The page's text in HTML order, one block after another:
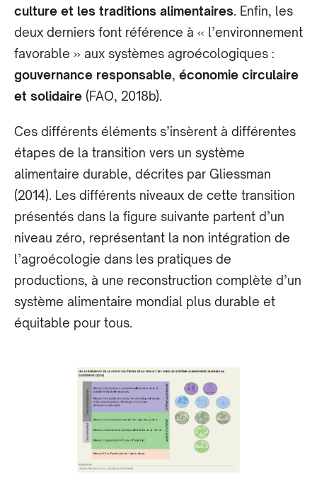
culture et les traditions alimentaires. Enfin, les
deux derniers font référence à « l’environnement
favorable » aux systèmes agroécologiques :
gouvernance responsable, économie circulaire
et solidaire (FAO, 2018b).
Ces différents éléments s’insèrent à différentes
étapes de la transition vers un système
alimentaire durable, décrites par Gliessman
(2014). Les différents niveaux de cette transition
présentés dans la figure suivante partent d’un
niveau zéro, représentant la non intégration de
l’agroécologie dans les pratiques de
productions, à une reconstruction complète d’un
système alimentaire mondial plus durable et
équitable pour tous.